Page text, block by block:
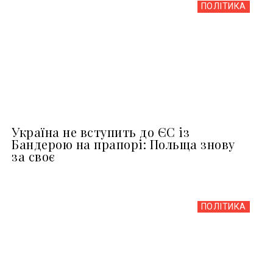
ПОЛІТИКА
Україна не вступить до ЄС із
Бандерою на прапорі: Польща знову
за своє
ПОЛІТИКА